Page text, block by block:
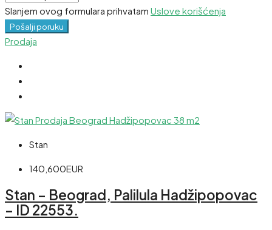
Slanjem ovog formulara prihvatam Uslove korišćenja
Pošalji poruku
Prodaja
Stan
140,600EUR
Stan – Beograd, Palilula Hadžipopovac
– ID 22553.